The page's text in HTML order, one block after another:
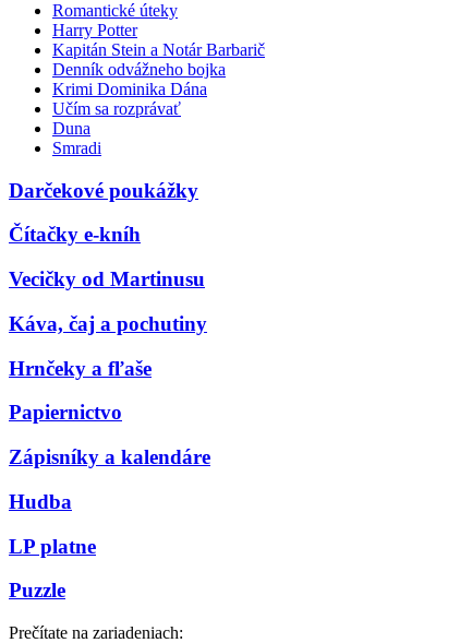
Romantické úteky
Harry Potter
Kapitán Stein a Notár Barbarič
Denník odvážneho bojka
Krimi Dominika Dána
Učím sa rozprávať
Duna
Smradi
Darčekové poukážky
Čítačky e-kníh
Vecičky od Martinusu
Káva, čaj a pochutiny
Hrnčeky a fľaše
Papiernictvo
Zápisníky a kalendáre
Hudba
LP platne
Puzzle
Prečítate na zariadeniach: